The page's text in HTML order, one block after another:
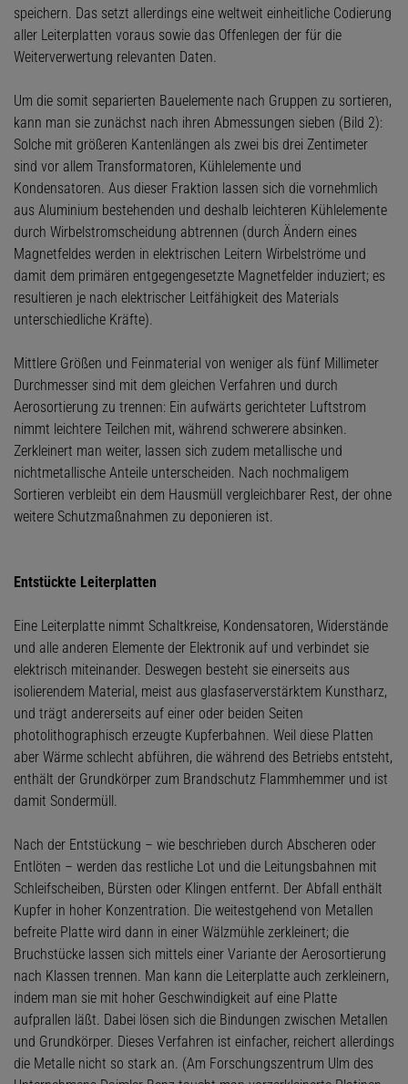
speichern. Das setzt allerdings eine weltweit einheitliche Codierung
aller Leiterplatten voraus sowie das Offenlegen der für die
Weiterverwertung relevanten Daten.
Um die somit separierten Bauelemente nach Gruppen zu sortieren,
kann man sie zunächst nach ihren Abmessungen sieben (Bild 2):
Solche mit größeren Kantenlängen als zwei bis drei Zentimeter
sind vor allem Transformatoren, Kühlelemente und
Kondensatoren. Aus dieser Fraktion lassen sich die vornehmlich
aus Aluminium bestehenden und deshalb leichteren Kühlelemente
durch Wirbelstromscheidung abtrennen (durch Ändern eines
Magnetfeldes werden in elektrischen Leitern Wirbelströme und
damit dem primären entgegengesetzte Magnetfelder induziert; es
resultieren je nach elektrischer Leitfähigkeit des Materials
unterschiedliche Kräfte).
Mittlere Größen und Feinmaterial von weniger als fünf Millimeter
Durchmesser sind mit dem gleichen Verfahren und durch
Aerosortierung zu trennen: Ein aufwärts gerichteter Luftstrom
nimmt leichtere Teilchen mit, während schwerere absinken.
Zerkleinert man weiter, lassen sich zudem metallische und
nichtmetallische Anteile unterscheiden. Nach nochmaligem
Sortieren verbleibt ein dem Hausmüll vergleichbarer Rest, der ohne
weitere Schutzmaßnahmen zu deponieren ist.
Entstückte Leiterplatten
Eine Leiterplatte nimmt Schaltkreise, Kondensatoren, Widerstände
und alle anderen Elemente der Elektronik auf und verbindet sie
elektrisch miteinander. Deswegen besteht sie einerseits aus
isolierendem Material, meist aus glasfaserverstärktem Kunstharz,
und trägt andererseits auf einer oder beiden Seiten
photolithographisch erzeugte Kupferbahnen. Weil diese Platten
aber Wärme schlecht abführen, die während des Betriebs entsteht,
enthält der Grundkörper zum Brandschutz Flammhemmer und ist
damit Sondermüll.
Nach der Entstückung – wie beschrieben durch Abscheren oder
Entlöten – werden das restliche Lot und die Leitungsbahnen mit
Schleifscheiben, Bürsten oder Klingen entfernt. Der Abfall enthält
Kupfer in hoher Konzentration. Die weitestgehend von Metallen
befreite Platte wird dann in einer Wälzmühle zerkleinert; die
Bruchstücke lassen sich mittels einer Variante der Aerosortierung
nach Klassen trennen. Man kann die Leiterplatte auch zerkleinern,
indem man sie mit hoher Geschwindigkeit auf eine Platte
aufprallen läßt. Dabei lösen sich die Bindungen zwischen Metallen
und Grundkörper. Dieses Verfahren ist einfacher, reichert allerdings
die Metalle nicht so stark an. (Am Forschungszentrum Ulm des